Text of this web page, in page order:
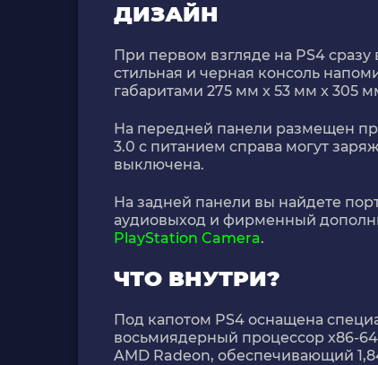
ДИЗАЙН
При первом взгляде на PS4 сразу
стильная и черная консоль
габаритами 275 мм x 53 мм x 305
На передней панели размещен
3.0 с питанием справа могут
выключена.
На задней панели вы найдете
аудиовыход и фирменный
PlayStation Camera.
ЧТО ВНУТРИ?
Под капотом PS4 оснащена
восьмиядерный процессор x86-
AMD Radeon, обеспечивающий